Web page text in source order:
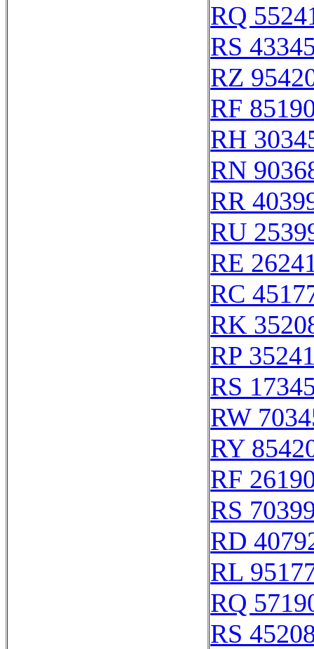
RQ
RS
RZ
RF
RH
RN
RR
RU
RE
RC
RK
RP
RS
RW
RY
RF
RS
RD
RL
RQ
RS